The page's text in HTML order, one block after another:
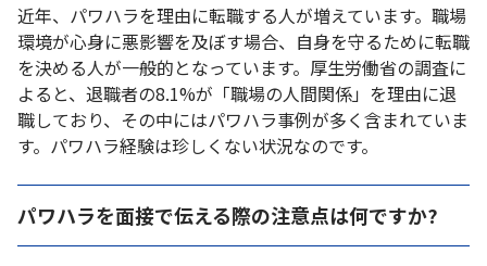
近年、パワハラを理由に転職する人が増えています。職場
環境が心身に悪影響を及ぼす場合、自身を守るために転職
を決める人が一般的となっています。厚生労働省の調査に
よると、退職者の8.1%が「職場の人間関係」を理由に退
職しており、その中にはパワハラ事例が多く含まれていま
す。パワハラ経験は珍しくない状況なのです。
パワハラを面接で伝える際の注意点は何ですか?